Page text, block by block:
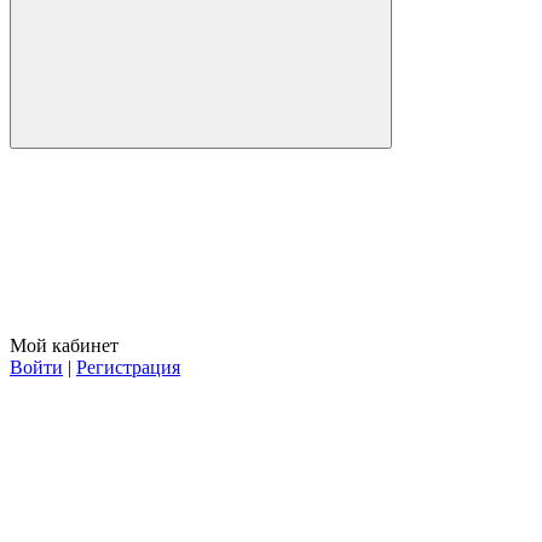
Мой кабинет
Войти | Регистрация